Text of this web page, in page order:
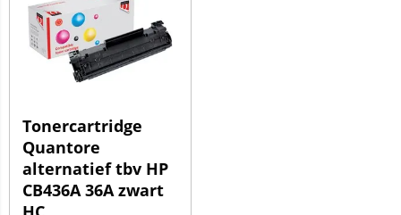
Tonercartridge
Quantore
alternatief tbv HP
CB436A 36A zwart